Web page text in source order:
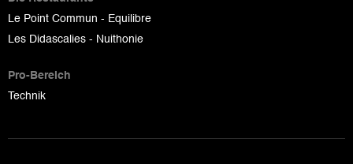
Le Point Commun - Equilibre
Les Didascalies - Nuithonie
Pro-Bereich
Technik